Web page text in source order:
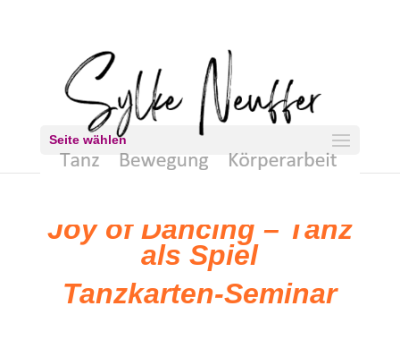
Seite wählen
Joy of Dancing – Tanz
als Spiel
Tanzkarten-Seminar